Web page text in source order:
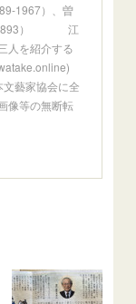
1967）、曽
1893） 江
人を紹介する
文藝家協会に全
像等の無断転